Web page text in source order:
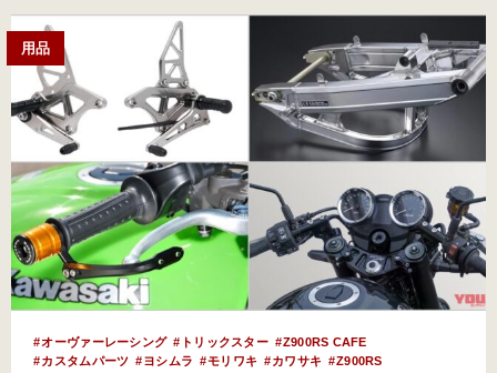
用品
オーヴァーレーシング トリックスター
Z900RS CAFE
カスタムパーツ
ヨシムラ モリワキ カワサキ Z900RS